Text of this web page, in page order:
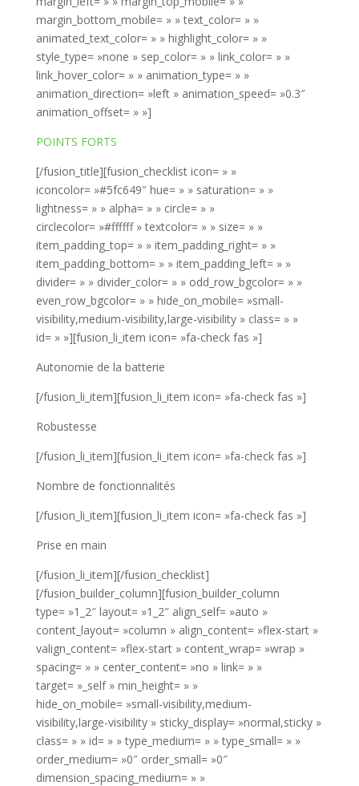
POINTS FORTS
[/fusion_title][fusion_checklist icon= » »
iconcolor= »#5fc649″ hue= » » saturation= » »
lightness= » » alpha= » » circle= » »
circlecolor= »#ffffff » textcolor= » » size= » »
item_padding_top= » » item_padding_right= » »
item_padding_bottom= » » item_padding_left= » »
divider= » » divider_color= » » odd_row_bgcolor= » »
even_row_bgcolor= » » hide_on_mobile= »small-
visibility,medium-visibility,large-visibility » class= » »
id= » »][fusion_li_item icon= »fa-check fas »]
Autonomie de la batterie
[/fusion_li_item][fusion_li_item icon= »fa-check fas »]
Robustesse
[/fusion_li_item][fusion_li_item icon= »fa-check fas »]
Nombre de fonctionnalités
[/fusion_li_item][fusion_li_item icon= »fa-check fas »]
Prise en main
[/fusion_li_item][/fusion_checklist]
[/fusion_builder_column][fusion_builder_column
type= »1_2″ layout= »1_2″ align_self= »auto »
content_layout= »column » align_content= »flex-start »
valign_content= »flex-start » content_wrap= »wrap »
spacing= » » center_content= »no » link= » »
target= »_self » min_height= » »
hide_on_mobile= »small-visibility,medium-
visibility,large-visibility » sticky_display= »normal,sticky »
class= » » id= » » type_medium= » » type_small= » »
order_medium= »0″ order_small= »0″
dimension_spacing_medium= » »